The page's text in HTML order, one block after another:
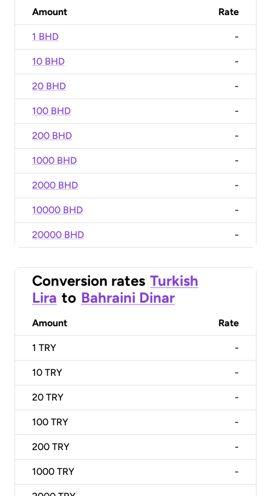
Amount Rate
1 BHD -
10 BHD -
20 BHD -
100 BHD -
200 BHD -
1000 BHD -
2000 BHD -
10000 BHD -
20000 BHD -
Conversion rates Turkish
Lira to Bahraini Dinar
Amount Rate
1 TRY -
10 TRY -
20 TRY -
100 TRY -
200 TRY -
1000 TRY -